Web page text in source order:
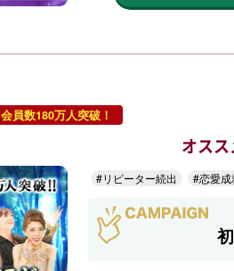
会員数180万人突破！
オス
#リピーター続出 #恋愛成